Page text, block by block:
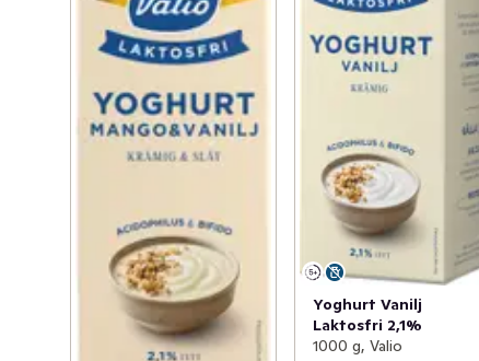
Yoghurt Vanilj
Laktosfri 2,1%
1000 g, Valio